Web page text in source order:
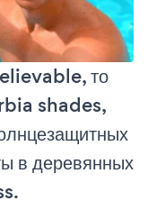
то
shades,
в деревянных